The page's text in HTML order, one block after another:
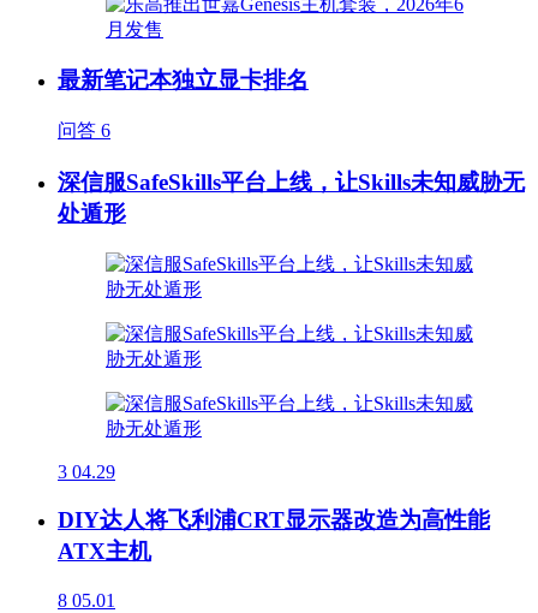
最新笔记本独立显卡排名
问答 6
深信服SafeSkills平台上线，让Skills未知威胁无
处遁形
3 04.29
DIY达人将飞利浦CRT显示器改造为高性能
ATX主机
8 05.01